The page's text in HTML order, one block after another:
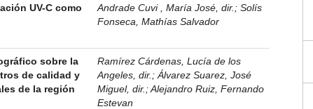
UV-C como
Andrade Cuvi , María José, dir. ;Solís
Fonseca, Mathías Salvador
sobre la
de calidad y
de la región
Ramírez Cárdenas, Lucía de los
Angeles, dir. ;Álvarez Suarez, José
Miguel, dir. ;Alejandro Ruiz, Fernando
Estevan